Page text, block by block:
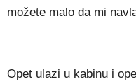
možete malo da mi
Opet ulazi u kabinu i